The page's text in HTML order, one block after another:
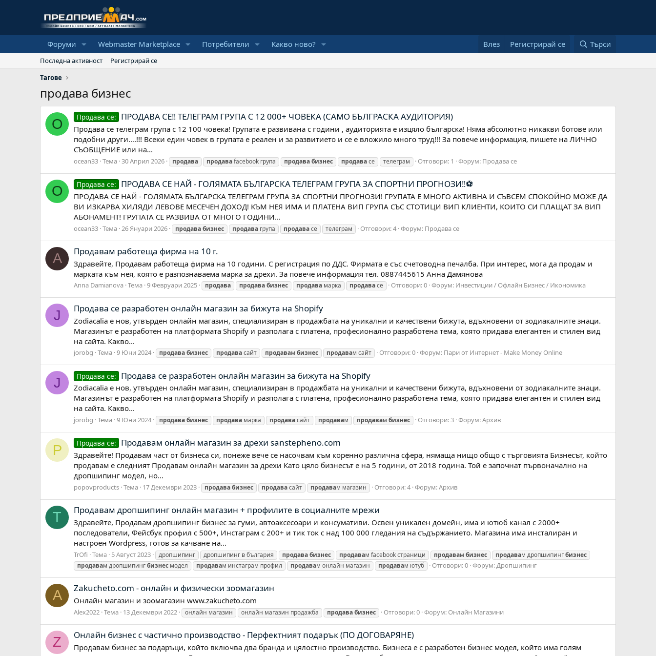
Форуми Webmaster Marketplace Потребители Какво ново? Влез Регистрирай се Търси
Последна активност
Регистрирай се
Тагове
продава бизнес
O Продава се: ПРОДАВА СЕ‼️ ТЕЛЕГРАМ ГРУПА С 12 000+ ЧОВЕКА (САМО БЪЛГРАСКА АУДИТОРИЯ)
Продава се телеграм група с 12 100 човека! Групата е развивана с години , аудиторията е изцяло българска! Няма абсолютно никакви ботове или
подобни други….!!! Всеки един човек в групата е реален и за развитието и се е вложило много труд!!! За повече информация, пишете на ЛИЧНО
СЪОБЩЕНИЕ или на...
ocean33 Тема 30 Април 2026 продава продаваfacebook група продавабизнес продавасе телеграм Отговори: 1 Форум: Продава се
O Продава се: ПРОДАВА СЕ НАЙ - ГОЛЯМАТА БЪЛГАРСКА ТЕЛЕГРАМ ГРУПА ЗА СПОРТНИ ПРОГНОЗИ‼️⚽️
ПРОДАВА СЕ НАЙ - ГОЛЯМАТА БЪЛГАРСКА ТЕЛЕГРАМ ГРУПА ЗА СПОРТНИ ПРОГНОЗИ! ГРУПАТА Е МНОГО АКТИВНА И СЪВСЕМ СПОКОЙНО МОЖЕ ДА
ВИ ИЗКАРВА ХИЛЯДИ ЛЕВОВЕ МЕСЕЧЕН ДОХОД! КЪМ НЕЯ ИМА И ПЛАТЕНА ВИП ГРУПА СЪС СТОТИЦИ ВИП КЛИЕНТИ, КОИТО СИ ПЛАЩАТ ЗА ВИП
АБОНАМЕНТ! ГРУПАТА СЕ РАЗВИВА ОТ МНОГО ГОДИНИ...
ocean33 Тема 26 Януари 2026 продавабизнес продава група продавасе телеграм Отговори: 4 Форум: Продава се
A Продавам работеща фирма на 10 г.
Здравейте, Продавам работеща фирма на 10 години. С регистрация по ДДС. Фирмата е със счетоводна печалба. При интерес, мога да продам и
марката към нея, която е разпознаваема марка за дрехи. За повече информация тел. 0887445615 Анна Дамянова
Anna Damianova Тема 9 Февруари 2025 продава продавабизнес продава марка продавасе Отговори: 0 Форум: Инвестиции / Офлайн Бизнес / Икономика
J Продава се разработен онлайн магазин за бижута на Shopify
Zodiacalia е нов, утвърден онлайн магазин, специализиран в продажбата на уникални и качествени бижута, вдъхновени от зодиакалните знаци.
Магазинът е разработен на платформата Shopify и разполага с платена, професионално разработена тема, която придава елегантен и стилен вид
на сайта. Какво...
jorobg Тема 9 Юни 2024 продавабизнес продавасайт продавам бизнес продавам сайт Отговори: 0 Форум: Пари от Интернет - Make Money Online
J Продава се: Продава се разработен онлайн магазин за бижута на Shopify
Zodiacalia е нов, утвърден онлайн магазин, специализиран в продажбата на уникални и качествени бижута, вдъхновени от зодиакалните знаци.
Магазинът е разработен на платформата Shopify и разполага с платена, професионално разработена тема, която придава елегантен и стилен вид
на сайта. Какво...
jorobg Тема 9 Юни 2024 продавабизнес продава марка продавасайт продавам продавам бизнес Отговори: 3 Форум:Архив
P Продава се: Продавам онлайн магазин за дрехи sanstepheno.com
Здравейте! Продавам част от бизнеса си, понеже вече се насочвам към коренно различна сфера, нямаща нищо общо с търговията Бизнесът, който
продавам е следният Продавам онлайн магазин за дрехи Като цяло бизнесът е на 5 години, от 2018 година. Той е започнат първоначално на
дропшипинг модел, но...
popovproducts Тема 17 Декември 2023 продавабизнес продавасайт продавам магазин Отговори: 4 Форум:Архив
T Продавам дропшипинг онлайн магазин + профилите в социалните мрежи
Здравейте, Продавам дропшипинг бизнес за гуми, автоаксесоари и консумативи. Освен уникален домейн, има и ютюб канал с 2000+
последователи, Фейсбук профил с 500+, Инстаграм с 200+ и тик ток с над 100 000 гледания на съдържанието. Магазина има инсталиран и
настроен Wordpress, готов за качване на...
TrOfi Тема 5 Август 2023 дропшипинг дропшипинг в българия продавабизнес продавам facebook страници продавам бизнес продавам дропшипингбизнес
продавам дропшипингбизнес модел продавам инстаграм профил продавам онлайн магазин продавам ютуб Отговори: 0 Форум:Дропшипинг
A Zakucheto.com - онлайн и физически зоомагазин
Oнлайн магазин и зоомагазин www.zakucheto.com
Alex2022 Тема 13 Декември 2022 онлайн магазин онлайн магазин продажба продавабизнес Отговори: 0 Форум: Онлайн Магазини
Z Онлайн бизнес с частично производство - Перфектният подарък (ПО ДОГОВАРЯНЕ)
Продавам бизнес за подаръци, който включва два бранда и цялостно производство. Бизнеса е с разработен бизнес модел, който има голям